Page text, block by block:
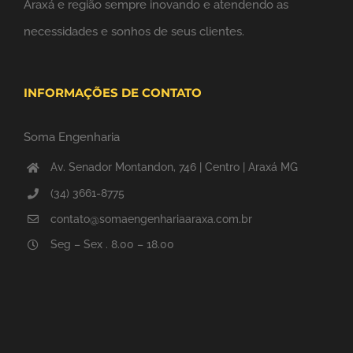
Araxá e região sempre inovando e atendendo as
necessidades e sonhos de seus clientes.
INFORMAÇÕES DE CONTATO
Soma Engenharia
Av. Senador Montandon, 746 | Centro | Araxá MG
(34) 3661-8775
contato@somaengenhariaaraxa.com.br
Seg – Sex . 8.00 – 18.00